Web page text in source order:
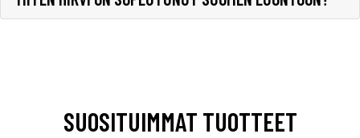
SUOSITUIMMAT TUOTTEET